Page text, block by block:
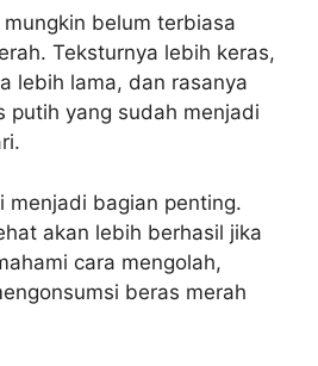
belum terbiasa
Teksturnya lebih keras,
lebih lama, dan rasanya
putih yang sudah menjadi
menjadi bagian penting.
akan lebih berhasil jika
cara mengolah,
beras merah